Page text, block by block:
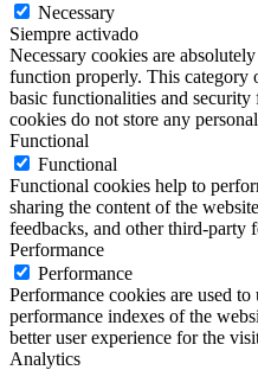
Necessary
Siempre activado
Necessary cookies are
function properly. This category
basic functionalities and security
cookies do not store any
Functional
Functional
Functional cookies help to
sharing the content of the
feedbacks, and other third-party
Performance
Performance
Performance cookies are used
performance indexes of the
better user experience for the
Analytics